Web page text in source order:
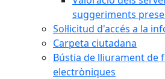
suggeriments
Sol·licitud d'accés a la
Carpeta ciutadana
Bústia de lliurament de
electròniques